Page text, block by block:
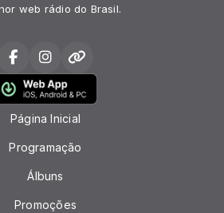
web rádio do Brasil.
Página Inicial
Programação
Álbuns
Promoções